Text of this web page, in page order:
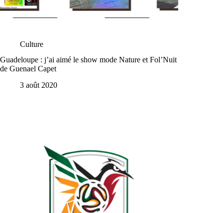
Culture
Guadeloupe : j’ai aimé le show mode Nature et Fol’Nuit
de Guenael Capet
3 août 2020